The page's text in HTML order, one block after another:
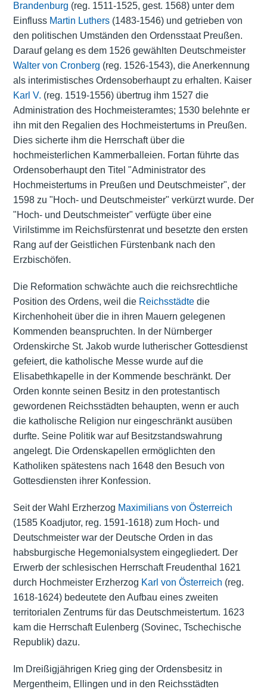
Brandenburg (reg. 1511-1525, gest. 1568) unter dem
Einfluss Martin Luthers(1483-1546) und getrieben von
den politischen Umständen den Ordensstaat Preußen.
Darauf gelang es dem 1526 gewählten Deutschmeister
Walter von Cronberg (reg. 1526-1543), die Anerkennung
als interimistisches Ordensoberhaupt zu erhalten. Kaiser
Karl V. (reg. 1519-1556) übertrug ihm 1527 die
Administration des Hochmeisteramtes; 1530 belehnte er
ihn mit den Regalien des Hochmeistertums in Preußen.
Dies sicherte ihm die Herrschaft über die
hochmeisterlichen Kammerballeien. Fortan führte das
Ordensoberhaupt den Titel "Administrator des
Hochmeistertums in Preußen und Deutschmeister", der
1598 zu "Hoch- und Deutschmeister" verkürzt wurde. Der
"Hoch- und Deutschmeister" verfügte über eine
Virilstimme im Reichsfürstenrat und besetzte den ersten
Rang auf der Geistlichen Fürstenbank nach den
Erzbischöfen.
Die Reformation schwächte auch die reichsrechtliche
Position des Ordens, weil die Reichsstädtedie
Kirchenhoheit über die in ihren Mauern gelegenen
Kommenden beanspruchten. In der Nürnberger
Ordenskirche St. Jakob wurde lutherischer Gottesdienst
gefeiert, die katholische Messe wurde auf die
Elisabethkapelle in der Kommende beschränkt. Der
Orden konnte seinen Besitz in den protestantisch
gewordenen Reichsstädten behaupten, wenn er auch
die katholische Religion nur eingeschränkt ausüben
durfte. Seine Politik war auf Besitzstandswahrung
angelegt. Die Ordenskapellen ermöglichten den
Katholiken spätestens nach 1648 den Besuch von
Gottesdiensten ihrer Konfession.
Seit der Wahl Erzherzog Maximilians von Österreich
(1585 Koadjutor, reg. 1591-1618) zum Hoch- und
Deutschmeister war der Deutsche Orden in das
habsburgische Hegemonialsystem eingegliedert. Der
Erwerb der schlesischen Herrschaft Freudenthal 1621
durch Hochmeister Erzherzog Karl von Österreich (reg.
1618-1624) bedeutete den Aufbau eines zweiten
territorialen Zentrums für das Deutschmeistertum. 1623
kam die Herrschaft Eulenberg (Sovinec, Tschechische
Republik) dazu.
Im Dreißigjährigen Krieg ging der Ordensbesitz in
Mergentheim, Ellingen und in den Reichsstädten